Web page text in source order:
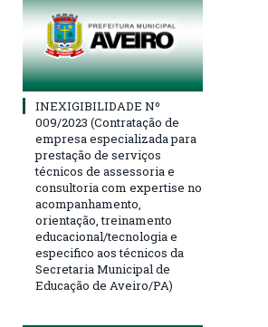
INEXIGIBILIDADE Nº
009/2023 (Contratação de
empresa especializada para
prestação de serviços
técnicos de assessoria e
consultoria com expertise no
acompanhamento,
orientação, treinamento
educacional/tecnologia e
especifico aos técnicos da
Secretaria Municipal de
Educação de Aveiro/PA)